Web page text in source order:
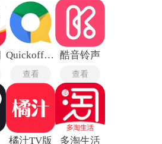
Quickoffice Pro最新版
查看
酷音铃声
查看
橘汁TV版 多淘生活